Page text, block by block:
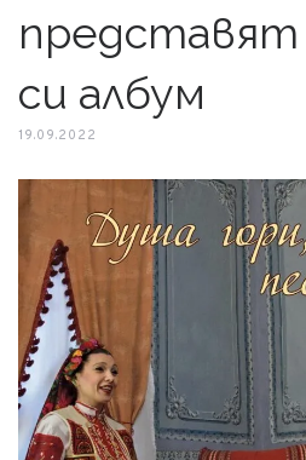
представят
си албум
19.09.2022